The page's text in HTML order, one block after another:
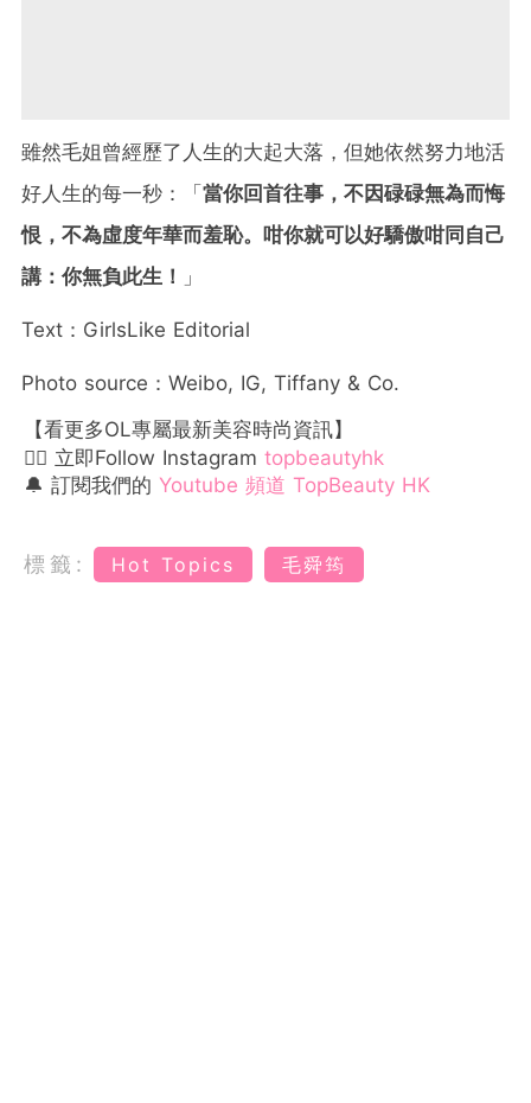
雖然毛姐曾經歷了人生的大起大落，但她依然努力地活
好人生的每一秒：「當你回首往事，不因碌碌無為而悔
恨，不為虛度年華而羞恥。咁你就可以好驕傲咁同自己
講：你無負此生！
」
Text：GirlsLike Editorial
Photo source：Weibo, IG, Tiffany & Co.
【看更多OL專屬最新美容時尚資訊】
👉🏻 立即Follow Instagram topbeautyhk
🔔 訂閱我們的 Youtube 頻道 TopBeauty HK
標籤: Hot Topics 毛舜筠